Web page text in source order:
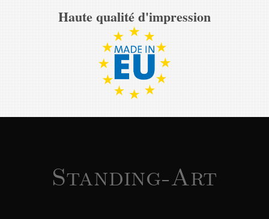
Haute qualité d'impression
Standing-Art